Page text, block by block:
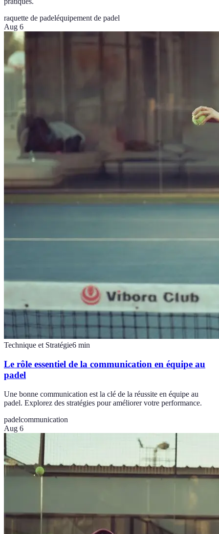
raquette de padeléquipement de padel
Aug 6
Technique et Stratégie6 min
Le rôle essentiel de la communication en équipe au
padel
Une bonne communication est la clé de la réussite en équipe au
padel. Explorez des stratégies pour améliorer votre performance.
padelcommunication
Aug 6